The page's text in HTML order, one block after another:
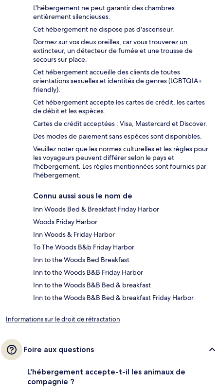
L'hébergement ne peut garantir des chambres
entièrement silencieuses.
Cet hébergement ne dispose pas d'ascenseur.
Dormez sur vos deux oreilles, car vous trouverez un
extincteur, un détecteur de fumée et une trousse de
secours sur place.
Cet hébergement accueille des clients de toutes
orientations sexuelles et identités de genres (LGBTQIA+
friendly).
Cet hébergement accepte les cartes de crédit, les cartes
de débit et les espèces.
Cartes de crédit acceptées : Visa, Mastercard et Discover.
Des modes de paiement sans espèces sont disponibles.
Veuillez noter que les normes culturelles et les règles pour
les voyageurs peuvent différer selon le pays et
l'hébergement. Les règles mentionnées sont fournies par
l'hébergement.
Connu aussi sous le nom de
Inn Woods Bed & Breakfast Friday Harbor
Woods Friday Harbor
Inn Woods & Friday Harbor
To The Woods B&b Friday Harbor
Inn to the Woods Bed Breakfast
Inn to the Woods B&B Friday Harbor
Inn to the Woods B&B Bed & breakfast
Inn to the Woods B&B Bed & breakfast Friday Harbor
Informations sur le droit de rétractation
Foire aux questions
L'hébergement accepte-t-il les animaux de
compagnie ?